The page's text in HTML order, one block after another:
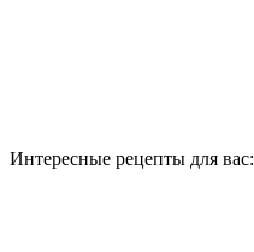
Интересные рецепты для вас: